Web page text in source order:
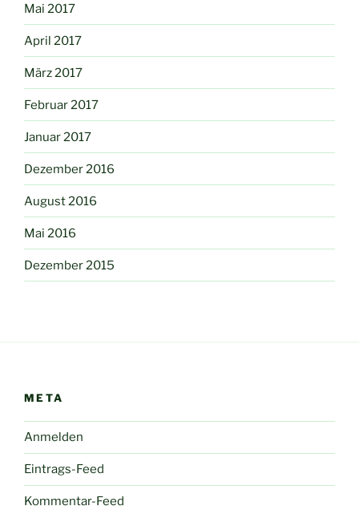
Mai 2017
April 2017
März 2017
Februar 2017
Januar 2017
Dezember 2016
August 2016
Mai 2016
Dezember 2015
META
Anmelden
Eintrags-Feed
Kommentar-Feed